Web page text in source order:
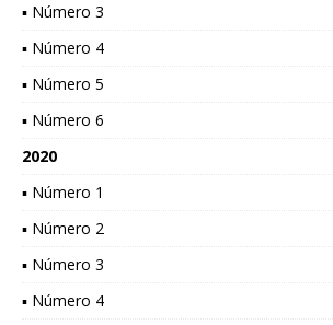
▪ Número 3
▪ Número 4
▪ Número 5
▪ Número 6
2020
▪ Número 1
▪ Número 2
▪ Número 3
▪ Número 4